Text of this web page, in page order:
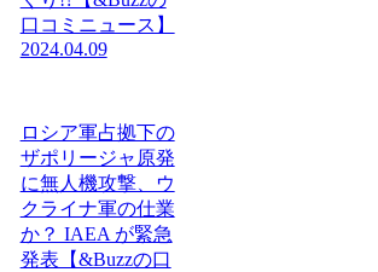
口コミニュース】
2024.04.09
ロシア軍占拠下の
ザポリージャ原発
に無人機攻撃、ウ
クライナ軍の仕業
か？ IAEA が緊急
発表【&Buzzの口